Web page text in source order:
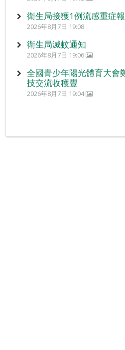
衛生局接獲1例流感重症
2026年8月7日 19:08
衛生局滅蚊通知
2026年8月7日 19:06
全國青少年陽光體育大會
技交流收穫豐
2026年8月7日 19:04